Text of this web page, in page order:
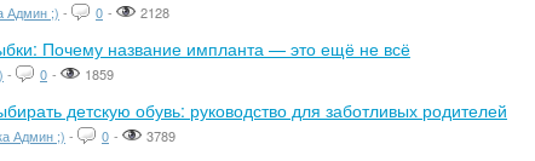
Админ ;) - 0 - 2128
Почему название импланта — это ещё не всё
- 0 - 1859
детскую обувь: руководство для заботливых родителей
Админ ;) - 0 - 3789